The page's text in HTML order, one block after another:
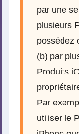
par une
plusieurs
possédez
(b) par
Produits
Par
utiliser le